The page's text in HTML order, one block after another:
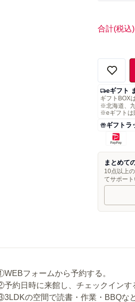
合計(税込)
eギフト
ギフトBOX
※北海道、
※eギフトは
ギフトラ
まとめて
10点以上
てサポー
フォームから予約する。
約日時に来館し、チェックインす
の空間で読書・作業・BBQな